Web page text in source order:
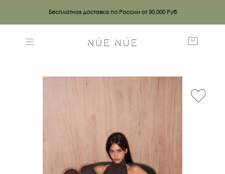
Бесплатная доставка по России от 30,000 Руб